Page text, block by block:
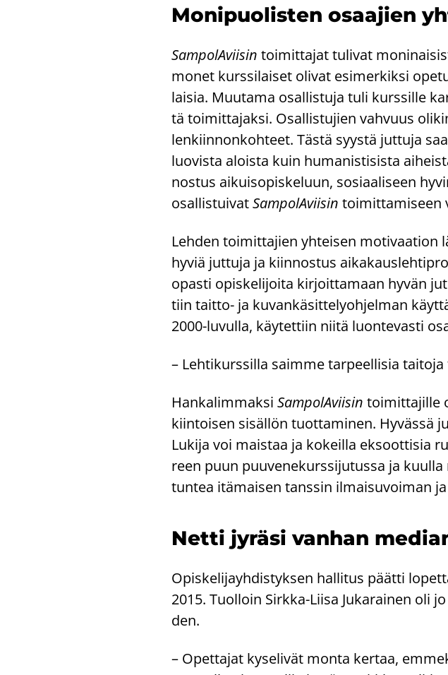
Mo­ni­puo­lis­ten osaa­jien
Sam­po­lA­vii­sin toi­mit­ta­jat tu­li­vat
monet kurs­si­lai­set oli­vat esi­mer­kik­si
lai­sia. Muu­ta­ma osal­lis­tu­ja tuli kurs­sil­le
tä toi­mit­ta­jak­si. Osal­lis­tu­jien vah­vuus
len­kiin­non­koh­teet. Tästä syys­tä jut­tu­ja
luo­vis­ta alois­ta kuin hu­ma­nis­ti­sis­ta
nos­tus ai­kuis­opis­ke­luun, so­si­aa­li­seen
osal­lis­tui­vatSam­po­lA­vii­sin toi­mit­ta­mi­seen
Leh­den toi­mit­ta­jien yh­tei­sen mo­ti­vaa­tion
hyviä jut­tu­ja ja kiin­nos­tus
opas­ti opis­ke­li­joi­ta kir­joit­ta­maan hyvän
tiin taitto-​ ja ku­van­kä­sit­te­ly­oh­jel­man
2000-​luvulla, käy­tet­tiin niitä luon­te­vas­ti
– Leh­ti­kurs­sil­la saim­me tar­peel­li­sia
Han­ka­lim­mak­si Sam­po­lA­vii­sin toi­mit­ta­jil­le
kiin­toi­sen si­säl­lön tuot­ta­mi­nen. Hy­väs­sä
Lu­ki­ja voi mais­taa ja ko­keil­la ek­soot­ti­sia
reen puun puu­ve­ne­kurs­si­ju­tus­sa ja
tun­tea itä­mai­sen tans­sin il­mai­su­voi­man
Netti jy­rä­si van­han
Opis­ke­li­jayh­dis­tyk­sen hal­li­tus päät­ti
2015. Tuol­loin Sirkka-​Liisa Ju­ka­rai­nen
den.
– Opet­ta­jat ky­se­li­vät monta ker­taa,